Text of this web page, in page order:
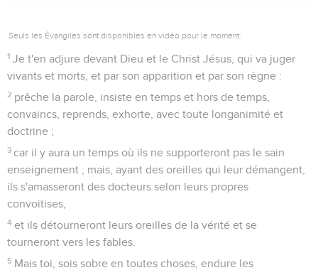
Seuls les Évangiles sont disponibles en vidéo pour le moment.
1 Je t'en adjure devant Dieu et le Christ Jésus, qui va juger
vivants et morts, et par son apparition et par son règne :
2 prêche la parole, insiste en temps et hors de temps,
convaincs, reprends, exhorte, avec toute longanimité et
doctrine ;
3 car il y aura un temps où ils ne supporteront pas le sain
enseignement ; mais, ayant des oreilles qui leur démangent,
ils s'amasseront des docteurs selon leurs propres
convoitises,
4 et ils détourneront leurs oreilles de la vérité et se
tourneront vers les fables.
5 Mais toi, sois sobre en toutes choses, endure les